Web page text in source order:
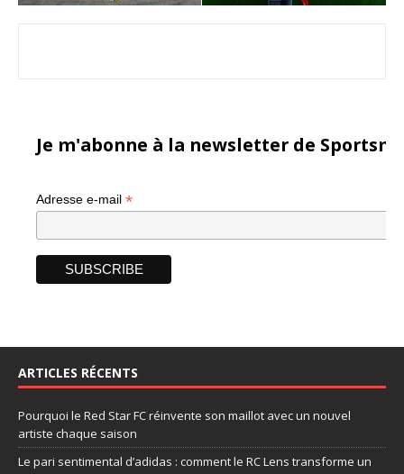
Je m'abonne à la newsletter de
Adresse e-mail *
ARTICLES RÉCENTS
Pourquoi le Red Star FC réinvente son maillot avec un nouvel
artiste chaque saison
Le pari sentimental d’adidas : comment le RC Lens transforme un